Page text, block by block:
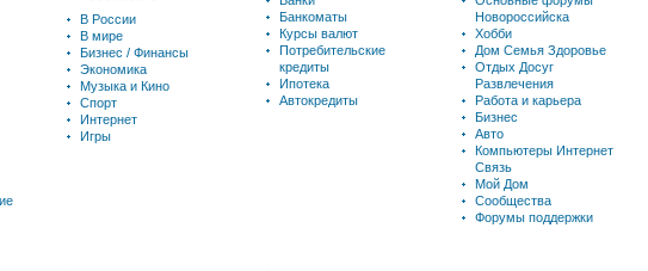
В России
В мире
Бизнес / Финансы
Экономика
Музыка и Кино
Спорт
Интернет
Игры
Банкоматы
Курсы валют
Потребительские
кредиты
Ипотека
Автокредиты
Новороссийска
Хобби
Дом Семья Здоровье
Отдых Досуг
Развлечения
Работа и карьера
Бизнес
Авто
Компьютеры Интернет
Связь
Мой Дом
Сообщества
Форумы поддержки